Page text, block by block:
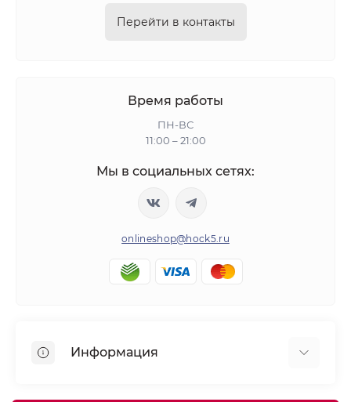
Перейти в контакты
Время работы
ПН-ВС
11:00 – 21:00
Мы в социальных сетях:
onlineshop@hock5.ru
Информация